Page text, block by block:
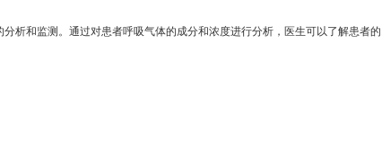
和监测。通过对患者呼吸气体的成分和浓度进行分析，医生可以了解患者的